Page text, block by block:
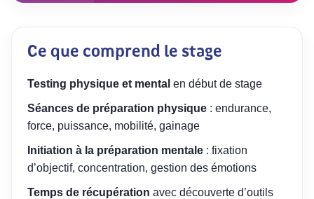
Ce que comprend le stage
Testing physique et mental en début de stage
Séances de préparation physique : endurance,
force, puissance, mobilité, gainage
Initiation à la préparation mentale : fixation
d’objectif, concentration, gestion des émotions
Temps de récupération avec découverte d’outils